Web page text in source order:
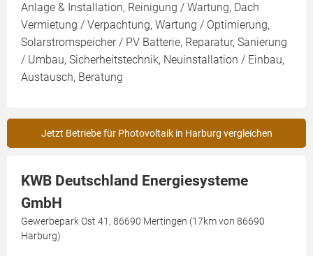
Anlage & Installation, Reinigung / Wartung, Dach
Vermietung / Verpachtung, Wartung / Optimierung,
Solarstromspeicher / PV Batterie, Reparatur, Sanierung
/ Umbau, Sicherheitstechnik, Neuinstallation / Einbau,
Austausch, Beratung
Jetzt Betriebe für Photovoltaik in Harburg vergleichen
KWB Deutschland Energiesysteme
GmbH
Gewerbepark Ost 41, 86690 Mertingen (17km von 86690
Harburg)